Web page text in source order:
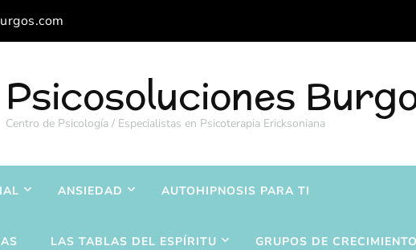
Psicosoluciones
Centro de Psicología / Especialistas en Psicoterapia Ericksoniana
ANSIEDAD AUTOHIPNOSIS PARA TI
LAS TABLAS DEL ESPÍRITU GRUPOS DE CRECIMIENTO